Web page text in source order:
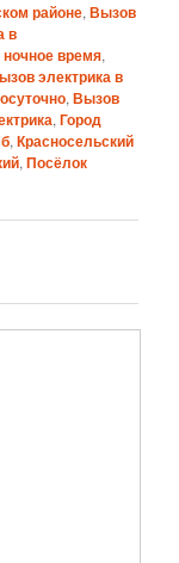
районе,Вызов
в
время,
электрика в
,Вызов
,Город
,Красносельский
,Посёлок